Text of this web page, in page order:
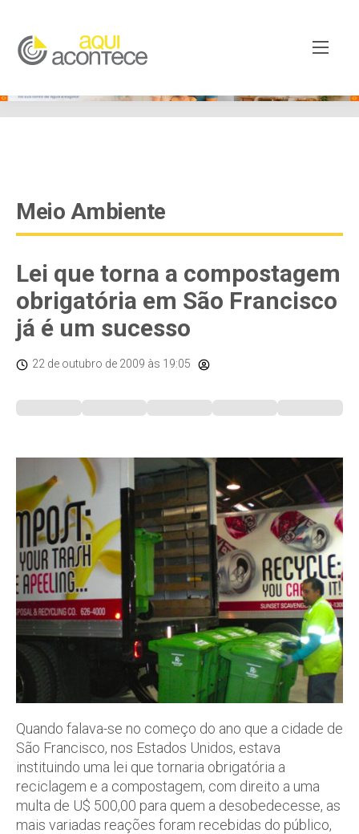
googleb82de9a22cec23e8.html
Meio Ambiente
Lei que torna a compostagem
obrigatória em São Francisco
já é um sucesso
22 de outubro de 2009 às 19:05
Quando falava-se no começo do ano que a cidade de
São Francisco, nos Estados Unidos, estava
instituindo uma lei que tornaria obrigatória a
reciclagem e a compostagem, com direito a uma
multa de U$ 500,00 para quem a desobedecesse, as
mais variadas reações foram recebidas do público,